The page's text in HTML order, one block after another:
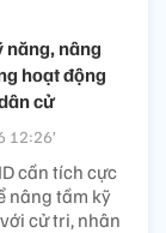
năng, nâng
hoạt động
cử
12:26’
cần tích cực
nâng tầm kỹ
cử tri, nhân